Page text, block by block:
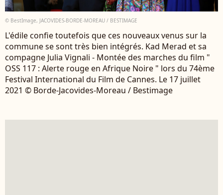
© BestImage, JACOVIDES-BORDE-MOREAU / BESTIMAGE
L'édile confie toutefois que ces nouveaux venus sur la
commune se sont très bien intégrés. Kad Merad et sa
compagne Julia Vignali - Montée des marches du film "
OSS 117 : Alerte rouge en Afrique Noire " lors du 74ème
Festival International du Film de Cannes. Le 17 juillet
2021 © Borde-Jacovides-Moreau / Bestimage